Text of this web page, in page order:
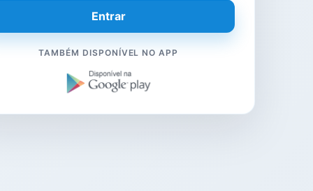
TAMBÉM DISPONÍVEL NO APP